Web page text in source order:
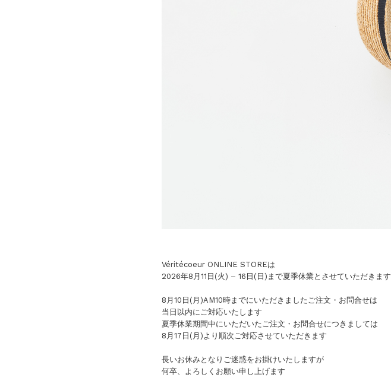
Véritécoeur ONLINE STOREは
2026年8月11日(火) – 16日(日)まで夏季休業とさせていただきます
8月10日(月)AM10時までにいただきましたご注文・お問合せは
当日以内にご対応いたします
夏季休業期間中にいただいたご注文・お問合せにつきましては
8月17日(月)より順次ご対応させていただきます
長いお休みとなりご迷惑をお掛けいたしますが
何卒、よろしくお願い申し上げます